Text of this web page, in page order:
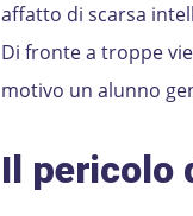
affatto di scarsa
Di fronte a troppe
motivo un alunno
Il pericolo